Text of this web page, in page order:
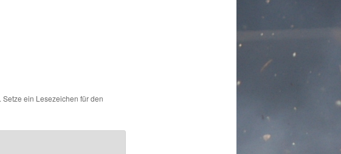
ein Lesezeichen für den